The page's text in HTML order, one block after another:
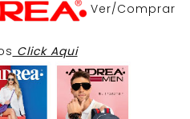
Ver/Comprar
Click Aqui